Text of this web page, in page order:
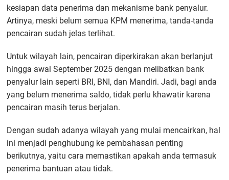
kesiapan data penerima dan mekanisme bank penyalur.
Artinya, meski belum semua KPM menerima, tanda-tanda
pencairan sudah jelas terlihat.
Untuk wilayah lain, pencairan diperkirakan akan berlanjut
hingga awal September 2025 dengan melibatkan bank
penyalur lain seperti BRI, BNI, dan Mandiri. Jadi, bagi anda
yang belum menerima saldo, tidak perlu khawatir karena
pencairan masih terus berjalan.
Dengan sudah adanya wilayah yang mulai mencairkan, hal
ini menjadi penghubung ke pembahasan penting
berikutnya, yaitu cara memastikan apakah anda termasuk
penerima bantuan atau tidak.